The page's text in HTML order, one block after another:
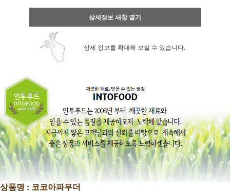
상세정보 새창 열기
상세 정보를 확대해 보실 수 있습니다.
상품명 : 코코아파우더